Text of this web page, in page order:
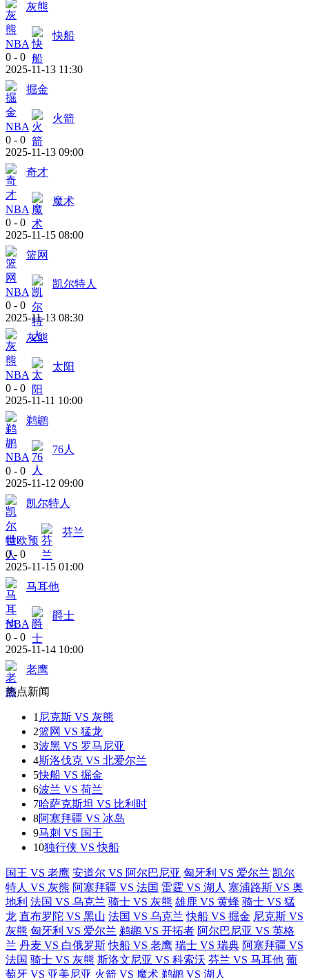
灰熊
NBA
快船
0 - 0
2025-11-13 11:30
掘金
NBA
火箭
0 - 0
2025-11-13 09:00
奇才
NBA
魔术
0 - 0
2025-11-15 08:00
篮网
NBA
凯尔特人
0 - 0
2025-11-13 08:30
灰熊
NBA
太阳
0 - 0
2025-11-11 10:00
鹈鹕
NBA
76人
0 - 0
2025-11-12 09:00
凯尔特人
世欧预
芬兰
0 - 0
2025-11-15 01:00
马耳他
NBA
爵士
0 - 0
2025-11-14 10:00
老鹰
热点新闻
1 尼克斯 VS 灰熊
2篮网 VS 猛龙
3波黑 VS 罗马尼亚
4斯洛伐克 VS 北爱尔兰
5快船 VS 掘金
6波兰 VS 荷兰
7哈萨克斯坦 VS 比利时
8阿塞拜疆 VS 冰岛
9马刺 VS 国王
10独行侠 VS 快船
国王 VS 老鹰 安道尔 VS 阿尔巴尼亚 匈牙利 VS 爱尔兰 凯尔
特人 VS 灰熊 阿塞拜疆 VS 法国 雷霆 VS 湖人 塞浦路斯 VS 奥
地利 法国 VS 乌克兰 骑士 VS 灰熊 雄鹿 VS 黄蜂 骑士 VS 猛
龙 直布罗陀 VS 黑山 法国 VS 乌克兰 快船 VS 掘金 尼克斯 VS
灰熊 匈牙利 VS 爱尔兰 鹈鹕 VS 开拓者 阿尔巴尼亚 VS 英格
兰 丹麦 VS 白俄罗斯 快船 VS 老鹰 瑞士 VS 瑞典 阿塞拜疆 VS
法国 骑士 VS 灰熊 斯洛文尼亚 VS 科索沃 芬兰 VS 马耳他 葡
萄牙 VS 亚美尼亚 火箭 VS 魔术 鹈鹕 VS 湖人